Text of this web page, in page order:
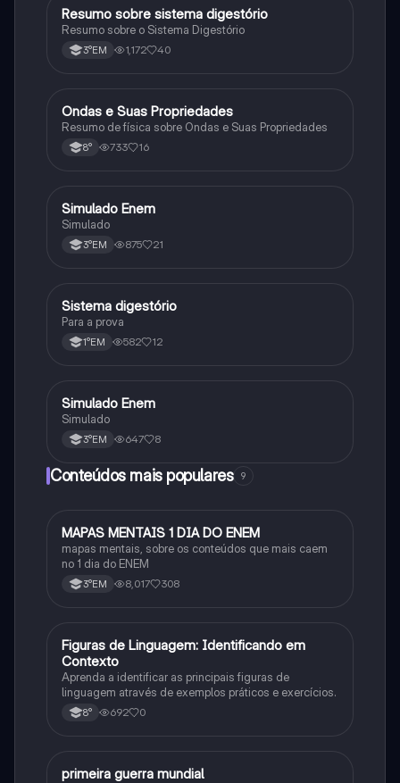
Biologia
Resumo sobre sistema digestório
Resumo sobre o Sistema Digestório
3°EM 1,172 40
Ciência
Ondas e Suas Propriedades
Resumo de física sobre Ondas e Suas Propriedades
8° 733 16
Outros
Simulado Enem
Simulado
3°EM 875 21
Outros
Sistema digestório
Para a prova
1°EM 582 12
Outros
Simulado Enem
Simulado
3°EM 647 8
Conteúdos mais populares 9
Português
MAPAS MENTAIS 1 DIA DO ENEM
mapas mentais, sobre os conteúdos que mais caem
no 1 dia do ENEM
3°EM 8,017 308
FPortuguês
Figuras de Linguagem: Identificando em
Contexto
Aprenda a identificar as principais figuras de
linguagem através de exemplos práticos e exercícios.
8° 692 0
História
primeira guerra mundial